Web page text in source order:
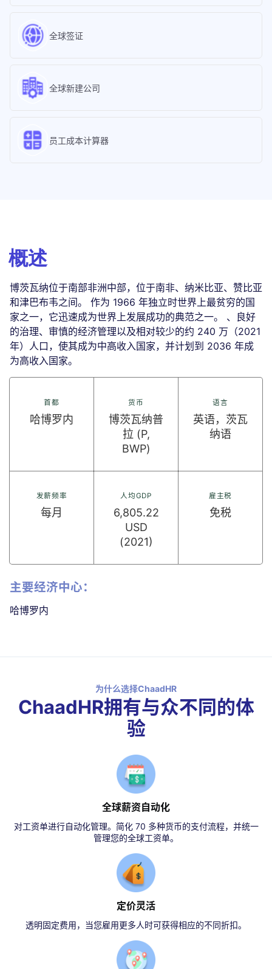
全球签证
全球新建公司
员工成本计算器
概述
博茨瓦纳位于南部非洲中部，位于南非、纳米比亚、赞比亚
和津巴布韦之间。 作为 1966 年独立时世界上最贫穷的国
家之一，它迅速成为世界上发展成功的典范之一。 、良好
的治理、审慎的经济管理以及相对较少的约 240 万（2021
年）人口，使其成为中高收入国家，并计划到 2036 年成
为高收入国家。
首都
哈博罗内
货币
博茨瓦纳普
拉 (P,
BWP)
语言
英语，茨瓦
纳语
发薪频率
每月
人均GDP
6,805.22
USD
(2021)
雇主税
免税
主要经济中心：
哈博罗内
为什么选择ChaadHR
ChaadHR拥有与众不同的体
验
全球薪资自动化
对工资单进行自动化管理。简化 70 多种货币的支付流程，并统一
管理您的全球工资单。
定价灵活
透明固定费用，当您雇用更多人时可获得相应的不同折扣。